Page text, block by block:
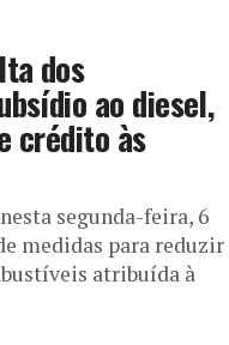
dos
ao diesel,
crédito às
segunda-feira, 6
medidas para reduzir
atribuída à